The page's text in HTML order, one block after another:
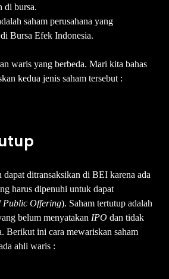
di bursa.
saham perusahana yang
Bursa Efek Indonesia.
waris yang berbeda. Mari kita bahas
kedua jenis saham tersebut :
dapat ditransaksikan di BEI karena ada
harus dipenuhi untuk dapat
Public Offering). Saham tertutup adalah
belum menyatakan IPO dan tidak
Berikut ini cara mewariskan saham
ahli waris :